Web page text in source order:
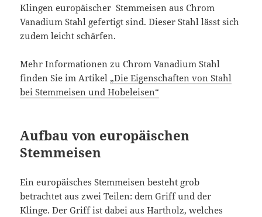
Klingen europäischer Stemmeisen aus Chrom
Vanadium Stahl gefertigt sind. Dieser Stahl lässt sich
zudem leicht schärfen.
Mehr Informationen zu Chrom Vanadium Stahl
finden Sie im Artikel „Die Eigenschaften von Stahl
bei Stemmeisen und Hobeleisen“
Aufbau von europäischen
Stemmeisen
Ein europäisches Stemmeisen besteht grob
betrachtet aus zwei Teilen: dem Griff und der
Klinge. Der Griff ist dabei aus Hartholz, welches